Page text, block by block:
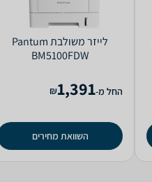
‏לייזר ‏משולבת Pantum
BM5100FDW
החל מ-1,391
₪
השוואת מחירים